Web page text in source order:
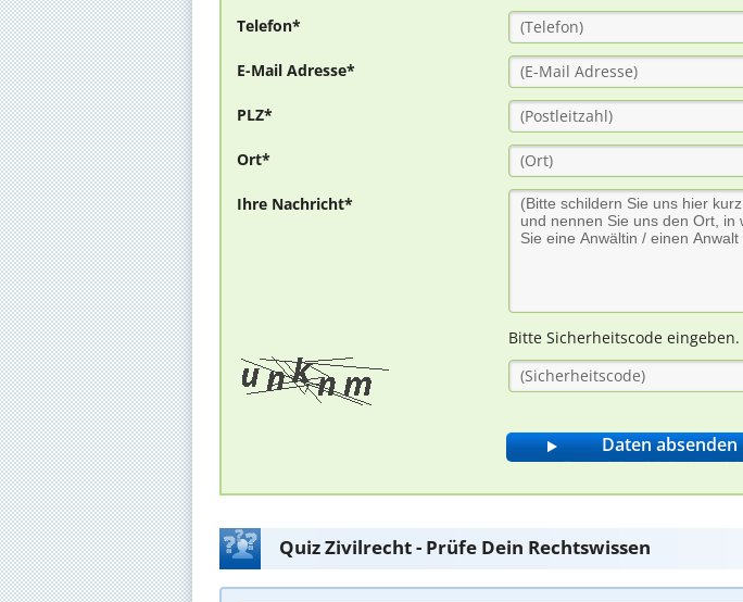
Telefon*
E-Mail Adresse*
PLZ*
Ort*
Ihre Nachricht*
Bitte Sicherheitscode eingeben.
Quiz Zivilrecht - Prüfe Dein Rechtswissen